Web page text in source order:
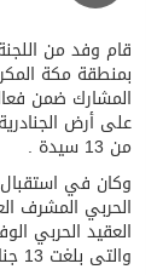
قام وفد من
بمنطقة مكة
المشارك ضمن
على أرض
من 13 سيدة .
وكان في
الحربي المشرف
العقيد الحربي
والتى بلغت 13 جناحا .